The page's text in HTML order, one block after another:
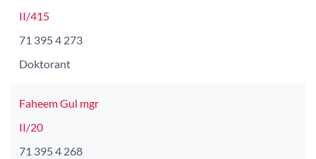
II/415
71 395 4 273
Doktorant
Faheem Gul mgr
II/20
71 395 4 268